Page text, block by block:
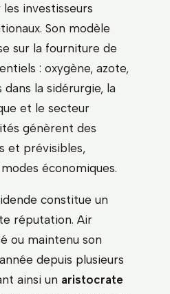
investisseurs
Son modèle
sur la fourniture de
: oxygène, azote,
la sidérurgie, la
et le secteur
génèrent des
et prévisibles,
économiques.
constitue un
réputation. Air
ou maintenu son
depuis plusieurs
ainsi un aristocrate